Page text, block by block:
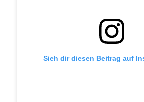
Sieh dir diesen Beitrag auf